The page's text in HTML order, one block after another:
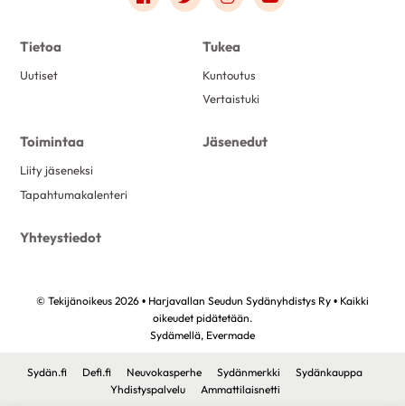
Tietoa
Uutiset
Tukea
Kuntoutus
Vertaistuki
Toimintaa
Liity jäseneksi
Tapahtumakalenteri
Jäsenedut
Yhteystiedot
© Tekijänoikeus 2026 • Harjavallan Seudun Sydänyhdistys Ry • Kaikki
oikeudet pidätetään.
Sydämellä, Evermade
Sydän.fi Defi.fi Neuvokasperhe Sydänmerkki
Sydänkauppa
Yhdistyspalvelu
Ammattilaisnetti